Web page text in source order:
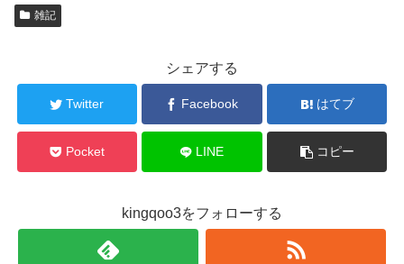
雑記
シェアする
Twitter Facebook はてブ
Pocket LINE コピー
kingqoo3をフォローする